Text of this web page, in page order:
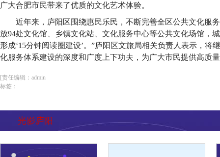
广大合肥市民带来了优质的文化艺术体验。
近年来，庐阳区围绕惠民乐民，不断完善全区公共文化服
放94处文化馆、乡镇文化站、文化服务中心等公共文化场馆，
形成‘15分钟阅读圈建设’。”庐阳区文旅局相关负责人表示，将
化服务体系建设的深度和广度上下功夫，为广大市民提供高质
[责任编辑：admin
标签：
光影庐阳